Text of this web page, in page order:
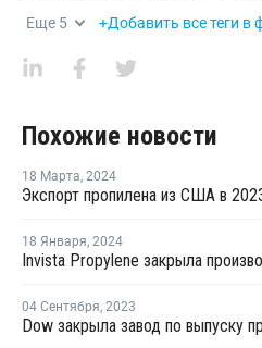
Еще 5 +Добавить все теги в
Похожие новости
18 Марта, 2024
Экспорт пропилена из США в
18 Января, 2024
Invista Propylene закрыла
04 Сентября, 2023
Dow закрыла завод по выпуску